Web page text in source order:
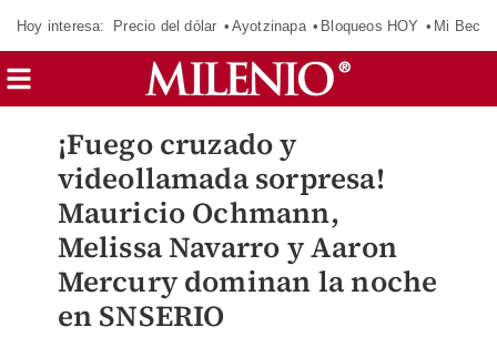
Hoy interesa: Precio del dólar Ayotzinapa Bloqueos HOY Mi Beca
¡Fuego cruzado y
videollamada sorpresa!
Mauricio Ochmann,
Melissa Navarro y Aaron
Mercury dominan la noche
en SNSERIO